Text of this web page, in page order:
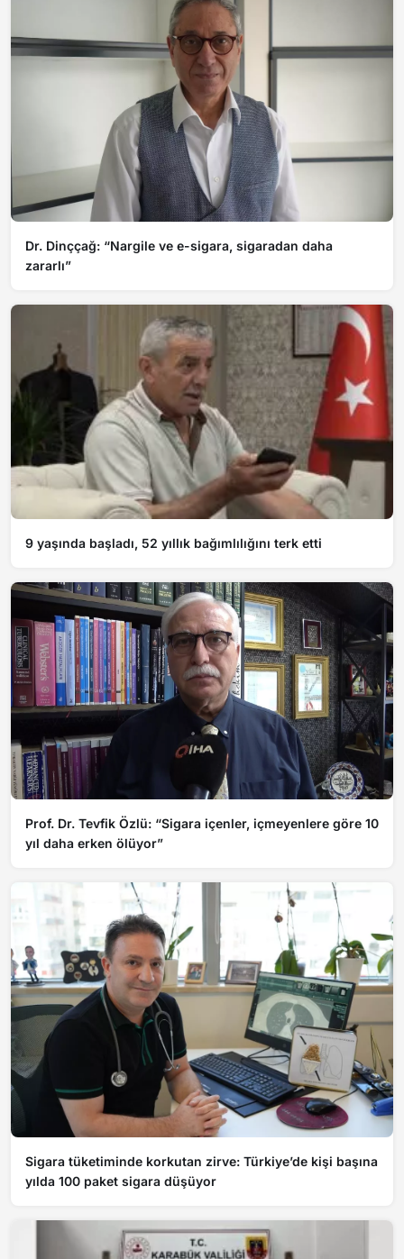
Dr. Dinççağ: “Nargile ve e-sigara, sigaradan daha
zararlı”
9 yaşında başladı, 52 yıllık bağımlılığını terk etti
Prof. Dr. Tevfik Özlü: “Sigara içenler, içmeyenlere göre 10
yıl daha erken ölüyor”
Sigara tüketiminde korkutan zirve: Türkiye’de kişi başına
yılda 100 paket sigara düşüyor